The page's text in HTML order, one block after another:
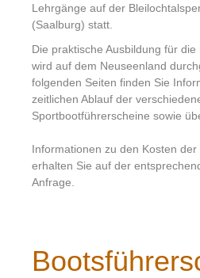
Lehrgänge auf der
(Saalburg) statt.
Die praktische Ausbildung für
wird auf dem Neuseenland
folgenden Seiten finden Sie
zeitlichen Ablauf der
Sportbootführerscheine sowie
Informationen zu den Kosten
erhalten Sie auf der
Anfrage.